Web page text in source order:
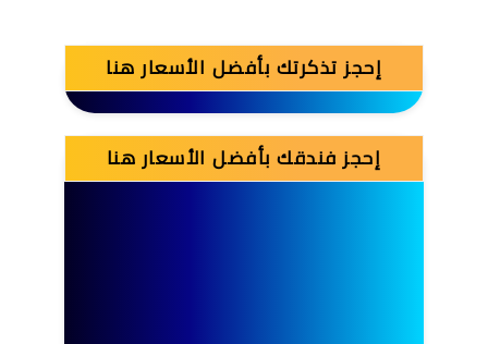
إحجز تذكرتك بأفضل الأسعار هنا
إحجز فندقك بأفضل الأسعار هنا